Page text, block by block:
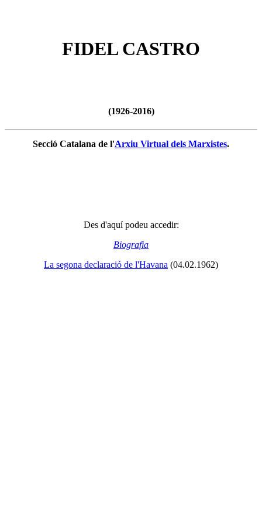
FIDEL CASTRO
(1926-2016)
Secció Catalana de l'Arxiu Virtual dels Marxistes.
Des d'aquí podeu accedir:
Biografia
La segona declaració de l'Havana (04.02.1962)